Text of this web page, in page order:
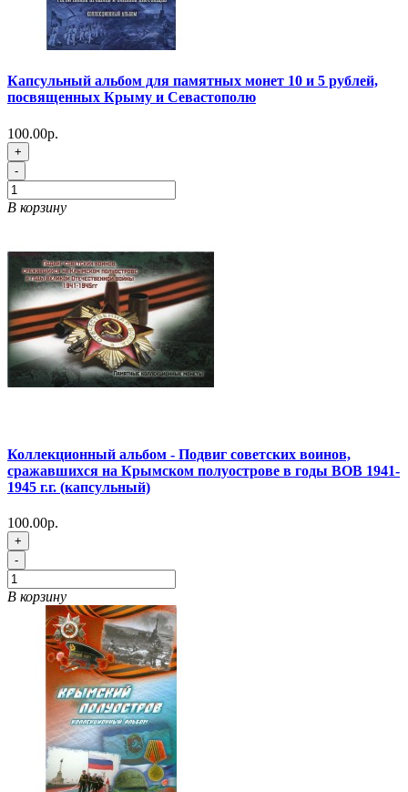
Капсульный альбом для памятных монет 10 и 5 рублей,
посвященных Крыму и Севастополю
100.00р.
+
-
В корзину
Коллекционный альбом - Подвиг советских воинов,
сражавшихся на Крымском полуострове в годы ВОВ 1941-
1945 г.г. (капсульный)
100.00р.
+
-
В корзину